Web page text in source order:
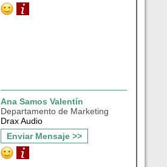
Ana Samos Valentín
Departamento de Marketing
Drax Audio
Enviar Mensaje >>